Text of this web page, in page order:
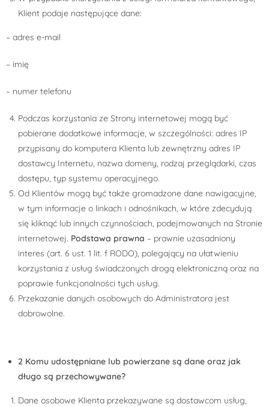
Klient podaje następujące dane:
– adres e-mail
– imię
– numer telefonu
Podczas korzystania ze Strony internetowej mogą być
pobierane dodatkowe informacje, w szczególności: adres IP
przypisany do komputera Klienta lub zewnętrzny adres IP
dostawcy Internetu, nazwa domeny, rodzaj przeglądarki, czas
dostępu, typ systemu operacyjnego.
Od Klientów mogą być także gromadzone dane nawigacyjne,
w tym informacje o linkach i odnośnikach, w które zdecydują
się kliknąć lub innych czynnościach, podejmowanych na Stronie
internetowej. Podstawa prawna – prawnie uzasadniony
interes (art. 6 ust. 1 lit. f RODO), polegający na ułatwieniu
korzystania z usług świadczonych drogą elektroniczną oraz na
poprawie funkcjonalności tych usług.
Przekazanie danych osobowych do Administratora jest
dobrowolne.
2 Komu udostępniane lub powierzane są dane oraz jak
długo są przechowywane?
Dane osobowe Klienta przekazywane są dostawcom usług,